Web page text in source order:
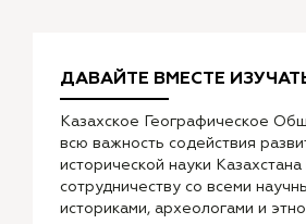
ДАВАЙТЕ ВМЕСТЕ
Казахское Географическое
всю важность содействия
исторической науки Казахстана
сотрудничеству со всеми
историками, археологами и